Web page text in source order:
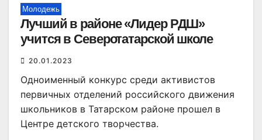
Молодежь
Лучший в районе «Лидер РДШ»
учится в Северотатарской школе
20.01.2023
Одноименный конкурс среди активистов
первичных отделений российского движения
школьников в Татарском районе прошел в
Центре детского творчества.